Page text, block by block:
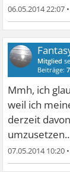
06.05.2014 22:07
Mitglied
Beiträge:
Mmh, ich
weil ich
derzeit
07.05.2014 10:20